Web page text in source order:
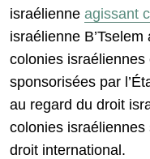
israélienne agissant
israélienne B’Tselem
colonies
sponsorisées par
au regard du droit
colonies israéliennes
droit international.